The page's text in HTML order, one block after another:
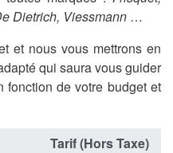
Dietrich, Viessmann …
et nous vous mettrons en
qui saura vous guider
de votre budget et
Tarif (Hors Taxe)